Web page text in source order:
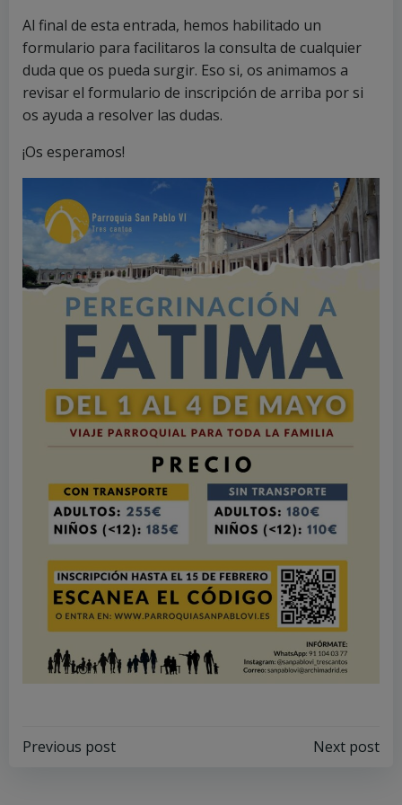
Al final de esta entrada, hemos habilitado un
formulario para facilitaros la consulta de cualquier
duda que os pueda surgir. Eso si, os animamos a
revisar el formulario de inscripción de arriba por si
os ayuda a resolver las dudas.
¡Os esperamos!
Navegación
Previous post
Navegación
Next post